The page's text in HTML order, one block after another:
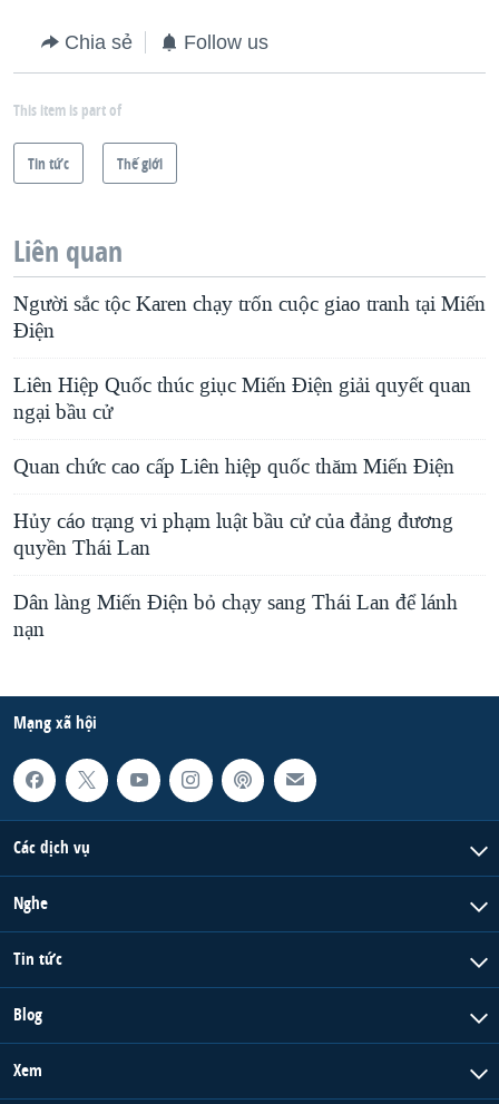
Chia sẻ Follow us
This item is part of
Tin tức Thế giới
Liên quan
Người sắc tộc Karen chạy trốn cuộc giao tranh tại Miến
Điện
Liên Hiệp Quốc thúc giục Miến Điện giải quyết quan
ngại bầu cử
Quan chức cao cấp Liên hiệp quốc thăm Miến Điện
Hủy cáo trạng vi phạm luật bầu cử của đảng đương
quyền Thái Lan
Dân làng Miến Điện bỏ chạy sang Thái Lan để lánh
nạn
Mạng xã hội
Các dịch vụ
Nghe
Tin tức
Blog
Xem